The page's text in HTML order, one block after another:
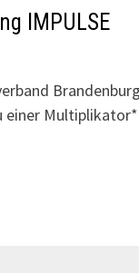
IMPULSE
einer